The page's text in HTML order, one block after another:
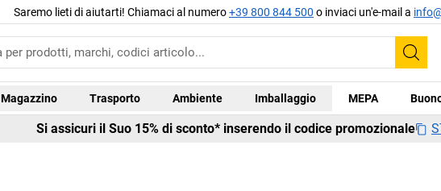
Saremo lieti di aiutarti! Chiamaci al numero+39 800 844 500 o inviaci un'e-mail a
Magazzino Trasporto Ambiente Imballaggio MEPA
Si assicuri il Suo 15% di sconto* inserendo il codice promozionale